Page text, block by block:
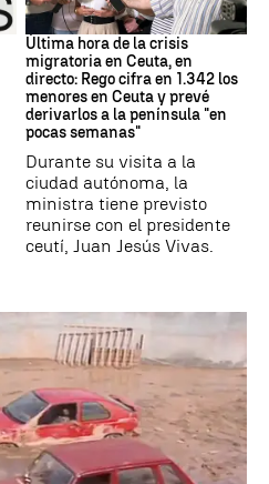
Crisis migratoria
Última hora de la crisis
migratoria en Ceuta, en
directo: Rego cifra en 1.342 los
menores en Ceuta y prevé
derivarlos a la península "en
pocas semanas"
Durante su visita a la
ciudad autónoma, la
ministra tiene previsto
reunirse con el presidente
ceutí, Juan Jesús Vivas.